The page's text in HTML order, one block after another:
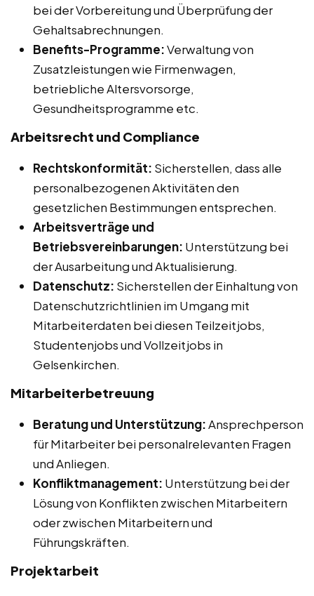
bei der Vorbereitung und Überprüfung der
Gehaltsabrechnungen.
Benefits-Programme:Verwaltung von
Zusatzleistungen wie Firmenwagen,
betriebliche Altersvorsorge,
Gesundheitsprogramme etc.
Arbeitsrecht und Compliance
Rechtskonformität: Sicherstellen, dass alle
personalbezogenen Aktivitäten den
gesetzlichen Bestimmungen entsprechen.
Arbeitsverträge und
Betriebsvereinbarungen: Unterstützung bei
der Ausarbeitung und Aktualisierung.
Datenschutz: Sicherstellen der Einhaltung von
Datenschutzrichtlinien im Umgang mit
Mitarbeiterdaten bei diesen Teilzeitjobs,
Studentenjobs und Vollzeitjobs in
Gelsenkirchen.
Mitarbeiterbetreuung
Beratung und Unterstützung:Ansprechperson
für Mitarbeiter bei personalrelevanten Fragen
und Anliegen.
Konfliktmanagement: Unterstützung bei der
Lösung von Konflikten zwischen Mitarbeitern
oder zwischen Mitarbeitern und
Führungskräften.
Projektarbeit